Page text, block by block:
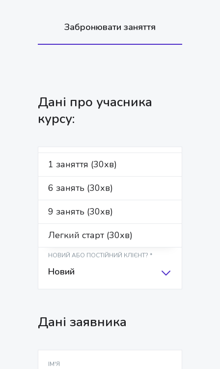
Забронювати заняття
Дані про учасника
курсу:
ІМ'Я
ПРІЗВИЩЕ*
НОВИЙ АБО ПОСТІЙНИЙ КЛІЄНТ? *
Новий
Дані заявника
ІМ'Я
1 заняття (30хв)
6 занять (30хв)
9 занять (30хв)
Легкий старт (30хв)